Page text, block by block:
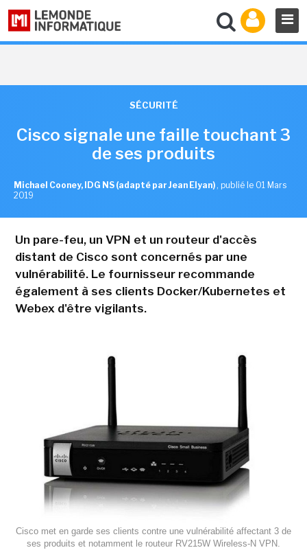
SÉCURITÉ
Cisco signale une faille touchant 3
de ses produits
Michael Cooney, IDG NS (adapté par Jean Elyan) , publié le 01 Mars
2019
Un pare-feu, un VPN et un routeur d'accès
distant de Cisco sont concernés par une
vulnérabilité. Le fournisseur recommande
également à ses clients Docker/Kubernetes et
Webex d'être vigilants.
Cisco met en garde ses clients contre une vulnérabilité affectant 3 de
ses produits et notamment le routeur RV215W Wireless-N VPN.